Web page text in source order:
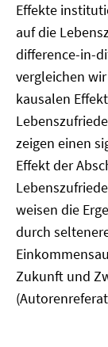
Effekte
auf die
difference-in-
vergleichen
kausalen
zeigen einen
Effekt der
weisen die
durch
Zukunft und